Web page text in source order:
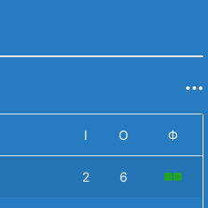
І О Ф
2 6